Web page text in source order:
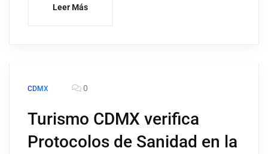
Leer Más
CDMX 0
Turismo CDMX verifica
Protocolos de Sanidad en la